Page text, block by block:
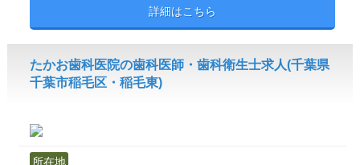
詳細はこちら
たかお歯科医院の歯科医師・歯科衛生士求人(千葉県
千葉市稲毛区・稲毛東)
所在地